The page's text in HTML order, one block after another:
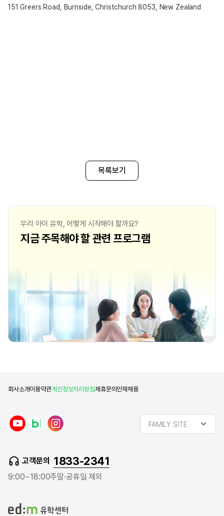
151 Greers Road, Burnside, Christchurch 8053, New Zealand
목록보기
우리 아이 유학, 어떻게 시작해야 할까요?
지금 주목해야 할 관련 프로그램
회사소개이용약관개인정보처리방침제휴문의 인재채용
u
n
a
r
l
a
FAMILY SITE
고객문의 1833-2341
9:00~18:00주말·공휴일 제외